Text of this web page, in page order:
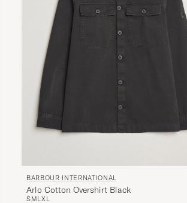
BARBOUR INTERNATIONAL
Arlo Cotton Overshirt Black
SMLXL